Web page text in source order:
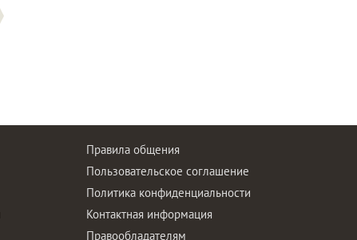
Правила общения
Пользовательское соглашение
Политика конфиденциальности
Контактная информация
Правообладателям